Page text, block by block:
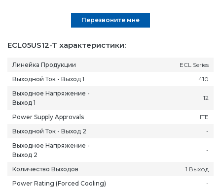
ECL05US12-T характеристики:
Линейка Продукции
ECL Series
Выходной Ток - Выход 1
410
Выходное Напряжение -
Выход 1
12
Power Supply Approvals
ITE
Выходной Ток - Выход 2
-
Выходное Напряжение -
Выход 2
-
Количество Выходов
1 Выход
Power Rating (Forced Cooling)
-
Перезвоните мне